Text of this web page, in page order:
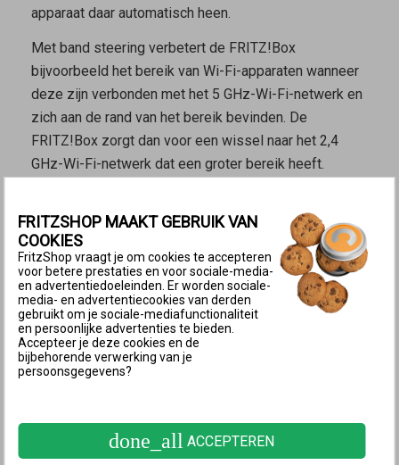
apparaat daar automatisch heen.
Met band steering verbetert de FRITZ!Box
bijvoorbeeld het bereik van Wi-Fi-apparaten wanneer
deze zijn verbonden met het 5 GHz-Wi-Fi-netwerk en
zich aan de rand van het bereik bevinden. De
FRITZ!Box zorgt dan voor een wissel naar het 2,4
GHz-Wi-Fi-netwerk dat een groter bereik heeft.
Het 2,4 GHz-Wi-Fi-netwerk heeft een groter bereik,
omdat lage frequenties gemakkelijker kunnen
doordringen in obstakels zoals muren en
waterhoudende of metalen voorwerpen.
Het 5 GHz-Wi-Fi-netwerk heeft in de buurt van een
Wi-Fi-router een hogere snelheid, omdat hier een
breder frequentiespectrum kan worden gebruikt.
worden getransporteerd.
Voorwaarden voor band steering
FRITZSHOP MAAKT GEBRUIK VAN
COOKIES
FritzShop vraagt je om cookies te accepteren
voor betere prestaties en voor sociale-media-
en advertentiedoeleinden. Er worden sociale-
media- en advertentiecookies van derden
gebruikt om je sociale-mediafunctionaliteit
en persoonlijke advertenties te bieden.
Accepteer je deze cookies en de
bijbehorende verwerking van je
persoonsgegevens?
done_all ACCEPTEREN